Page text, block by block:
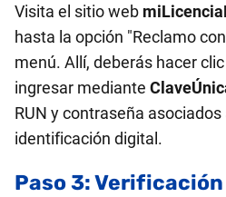
Visita el sitio web
hasta la opción "Reclamo
menú. Allí, deberás hacer
ingresar mediante
RUN y contraseña
identificación digital.
Paso 3: